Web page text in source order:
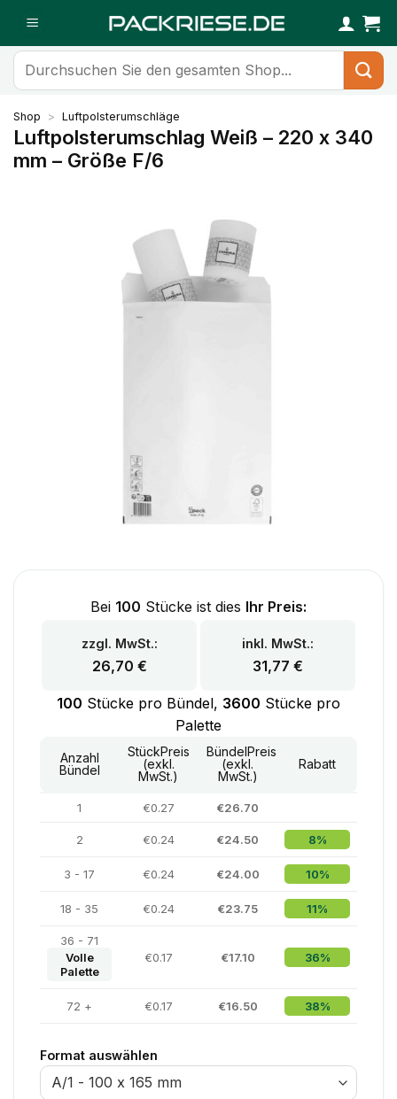
Inhalt
springen
Suchen
nach:
Shop > Luftpolsterumschläge
Luftpolsterumschlag Weiß – 220 x 340
mm – Größe F/6
Bei 100 Stücke ist dies Ihr Preis:
zzgl. MwSt.:
26,70 €
inkl. MwSt.:
31,77 €
100 Stücke pro Bündel, 3600 Stücke pro
Palette
Anzahl
Bündel
StückPreis
(exkl.
MwSt.)
BündelPreis
(exkl.
MwSt.)
Rabatt
1 €0.27 €26.70
2 €0.24 €24.50 8%
3 - 17 €0.24 €24.00 10%
18 - 35 €0.24 €23.75 11%
36 - 71
Volle
Palette
€0.17 €17.10 36%
72 + €0.17 €16.50 38%
Format auswählen